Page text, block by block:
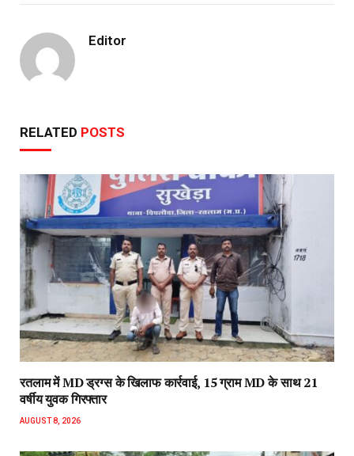
Editor
RELATED POSTS
रतलाम में MD ड्रग्स के खिलाफ कार्रवाई, 15 ग्राम MD के साथ 21
वर्षीय युवक गिरफ्तार
AUGUST 8, 2026